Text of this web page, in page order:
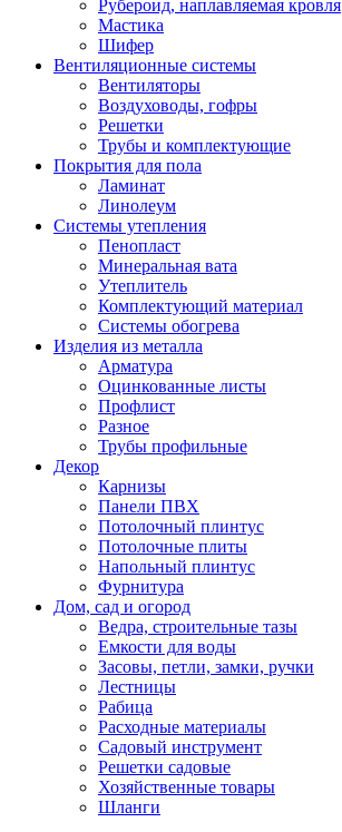
Рубероид, наплавляемая кровля
Мастика
Шифер
Вентиляционные системы
Вентиляторы
Воздуховоды, гофры
Решетки
Трубы и комплектующие
Покрытия для пола
Ламинат
Линолеум
Системы утепления
Пенопласт
Минеральная вата
Утеплитель
Комплектующий материал
Системы обогрева
Изделия из металла
Арматура
Оцинкованные листы
Профлист
Разное
Трубы профильные
Декор
Карнизы
Панели ПВХ
Потолочный плинтус
Потолочные плиты
Напольный плинтус
Фурнитура
Дом, сад и огород
Ведра, строительные тазы
Емкости для воды
Засовы, петли, замки, ручки
Лестницы
Рабица
Расходные материалы
Садовый инструмент
Решетки садовые
Хозяйственные товары
Шланги